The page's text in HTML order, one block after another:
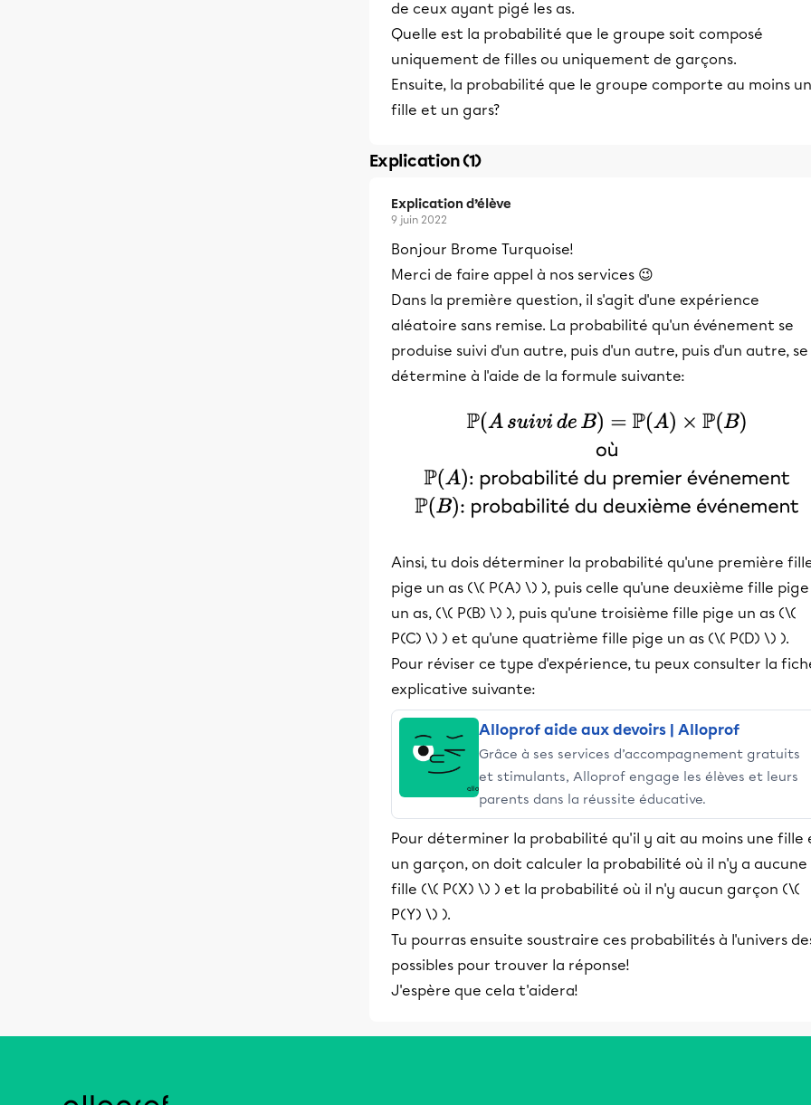
de ceux ayant pigé les as.
Quelle est la probabilité que le groupe soit composé
uniquement de filles ou uniquement de garçons.
Ensuite, la probabilité que le groupe comporte au moins
fille et un gars?
Explication (1)
Explication d’élève
9 juin 2022
Bonjour Brome Turquoise!
Merci de faire appel à nos services 😉
Dans la première question, il s'agit d'une expérience
aléatoire sans remise. La probabilité qu'un événement se
produise suivi d'un autre, puis d'un autre, puis d'un autre, se
détermine à l'aide de la formule suivante:
Ainsi, tu dois déterminer la probabilité qu'une première
pige un as (\( P(A) \) ), puis celle qu'une deuxième fille pige
un as, (\( P(B) \) ), puis qu'une troisième fille pige un as (\(
P(C) \) ) et qu'une quatrième fille pige un as (\( P(D) \) ).
Pour réviser ce type d'expérience, tu peux consulter la
explicative suivante:
Alloprof aide aux devoirs | Alloprof
Grâce à ses services d’accompagnement gratuits
et stimulants, Alloprof engage les élèves et leurs
parents dans la réussite éducative.
Pour déterminer la probabilité qu'il y ait au moins une fille
un garçon, on doit calculer la probabilité où il n'y a aucune
fille (\( P(X) \) ) et la probabilité où il n'y aucun garçon (\(
P(Y) \) ).
Tu pourras ensuite soustraire ces probabilités à l'univers
possibles pour trouver la réponse!
J'espère que cela t'aidera!